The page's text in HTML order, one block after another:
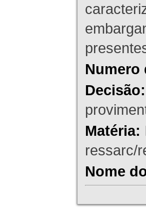
Numero
Decisão:
Matéria:
ressarc/
Nome